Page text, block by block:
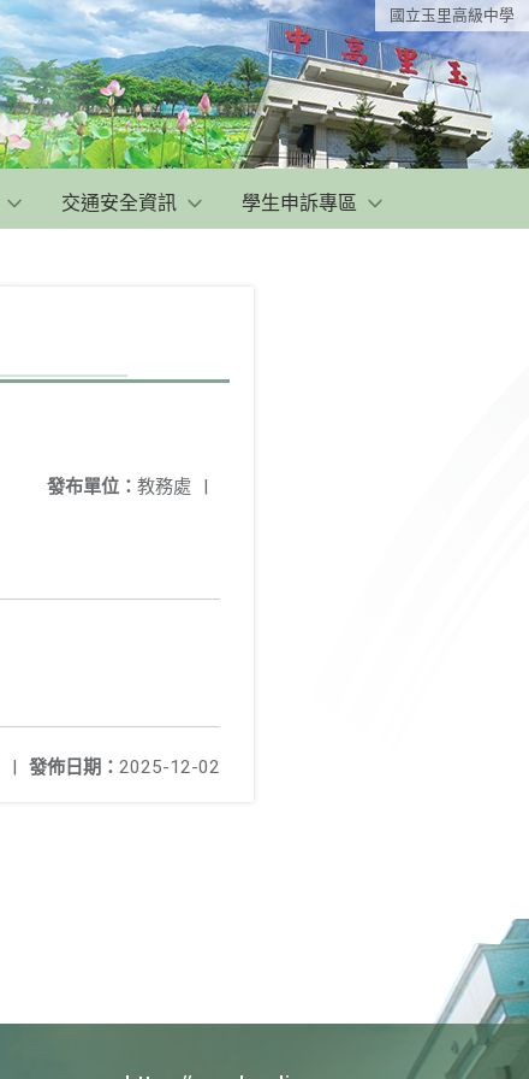
國立玉里高級中學
交通安全資訊 學生申訴專區
發布單位： 教務處 |
發佈日期： 2025-12-02
|